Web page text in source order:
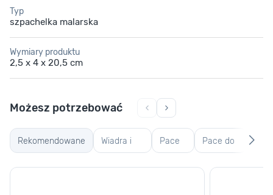
Typ
szpachelka malarska
Wymiary produktu
2,5 x 4 x 20,5 cm
Rekomendowane Wiadra i
kastry
Pace
zębate
Pace do
gładzi,
Możesz potrzebować